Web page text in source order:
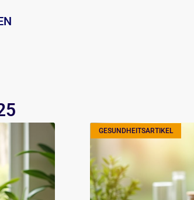
GESUNDHEITSARTIKEL